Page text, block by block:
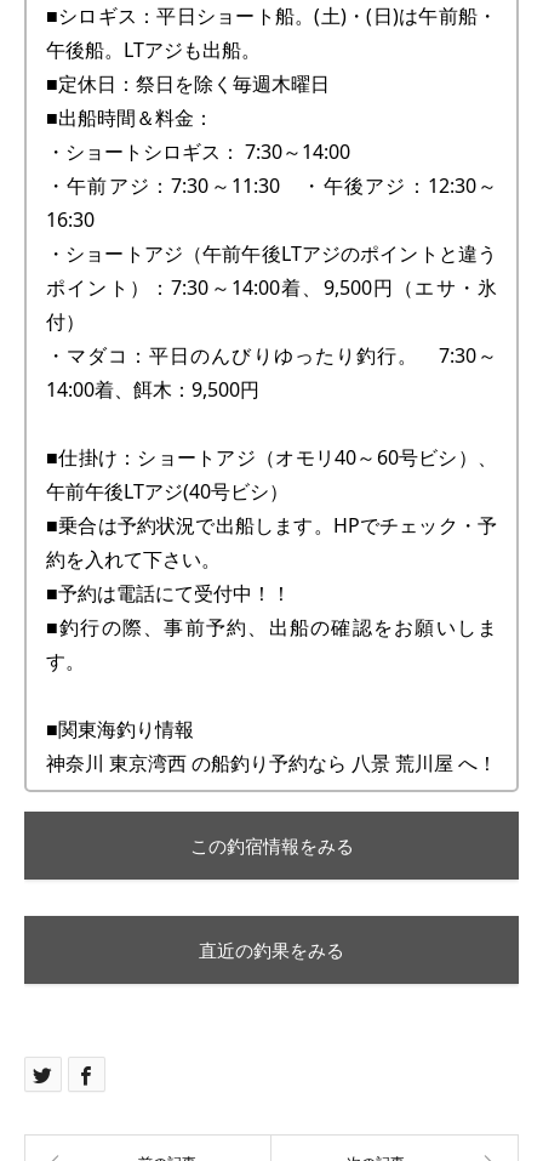
■シロギス：平日ショート船。(土)・(日)は午前船・
午後船。LTアジも出船。
■定休日：祭日を除く毎週木曜日
■出船時間＆料金：
・ショートシロギス： 7:30～14:00
・午前アジ：7:30～11:30 ・午後アジ：12:30～
16:30
・ショートアジ（午前午後LTアジのポイントと違う
ポイント）：7:30～14:00着、9,500円（エサ・氷
付）
・マダコ：平日のんびりゆったり釣行。 7:30～
14:00着、餌木：9,500円
■仕掛け：ショートアジ（オモリ40～60号ビシ）、
午前午後LTアジ(40号ビシ）
■乗合は予約状況で出船します。HPでチェック・予
約を入れて下さい。
■予約は電話にて受付中！！
■釣行の際、事前予約、出船の確認をお願いしま
す。
■関東海釣り情報
神奈川 東京湾西 の船釣り予約なら 八景 荒川屋 へ！
この釣宿情報をみる
直近の釣果をみる